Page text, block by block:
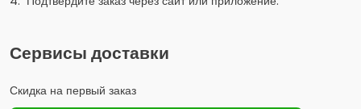
Сервисы доставки
Скидка на первый заказ